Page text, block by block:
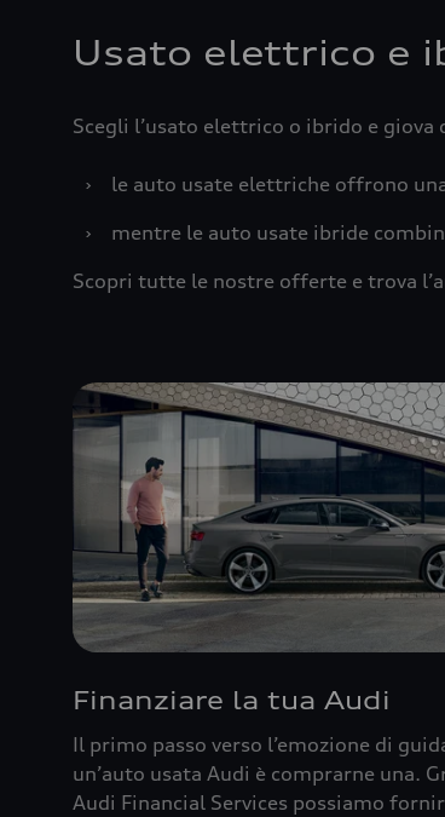
Usato elettrico e
Scegli l’usato elettrico o ibrido e
›
le auto usate elettriche offrono
›
mentre le auto usate ibride
Scopri tutte le nostre offerte e trova
Finanziare la tua Audi
Il primo passo verso l’emozione di
un’auto usata Audi è comprarne una.
Audi Financial Services possiamo